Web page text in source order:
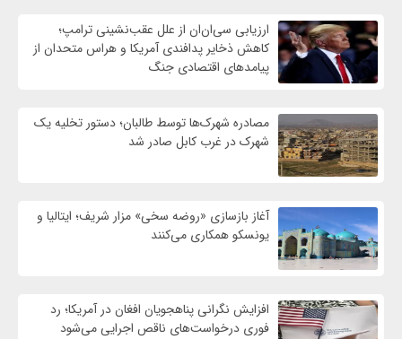
ارزیابی سی‌ان‌ان از علل عقب‌نشینی ترامپ؛
کاهش ذخایر پدافندی آمریکا و هراس متحدان از
پیامدهای اقتصادی جنگ
مصادره شهرک‌ها توسط طالبان؛ دستور تخلیه یک
شهرک در غرب کابل صادر شد
آغاز بازسازی «روضه سخی» مزار شریف؛ ایتالیا و
یونسکو همکاری می‌کنند
افزایش نگرانی پناهجویان افغان در آمریکا؛ رد
فوری درخواست‌های ناقص اجرایی می‌شود